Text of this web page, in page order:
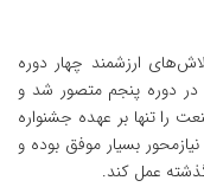
ارزشمند چهار دوره
در دوره پنجم متصور شد و
را تنها بر عهده جشنواره
بسیار موفق بوده و
عمل کند.